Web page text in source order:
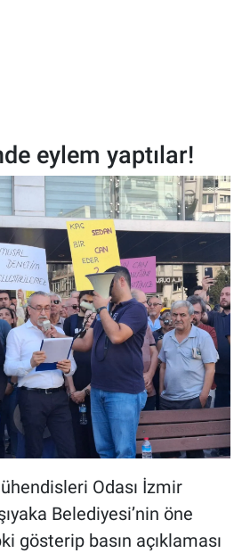
eylem yaptılar!
Odası İzmir
Belediyesi’nin öne
gösterip basın açıklaması